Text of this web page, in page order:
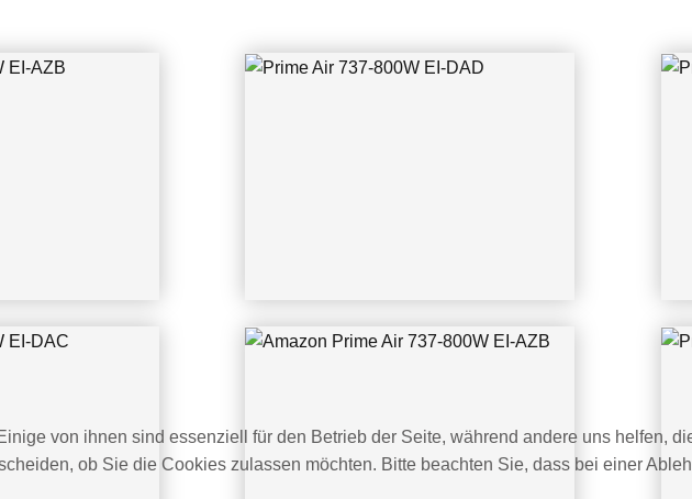
von ihnen sind essenziell für den Betrieb der Seite, während andere uns helfen,
ob Sie die Cookies zulassen möchten. Bitte beachten Sie, dass bei einer